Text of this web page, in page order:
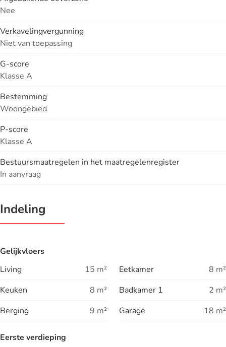
Nee
Verkavelingvergunning
Niet van toepassing
G-score
Klasse A
Bestemming
Woongebied
P-score
Klasse A
Bestuursmaatregelen in het maatregelenregister
In aanvraag
Indeling
Gelijkvloers
Living
15 m² Eetkamer 8 m²
Keuken
8 m² Badkamer 1 2 m²
Berging
9 m² Garage 18 m²
Eerste verdieping